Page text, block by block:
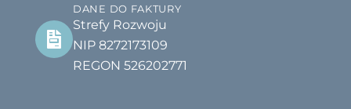
DANE DO FAKTURY
Strefy Rozwoju
NIP 8272173109
REGON 526202771